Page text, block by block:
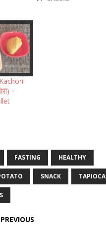
–
FASTING HEALTHY
SNACK TAPIOCA
PREVIOUS